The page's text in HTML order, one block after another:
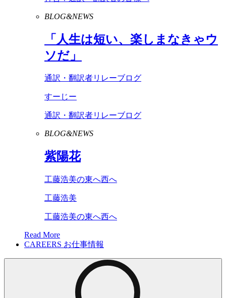
BLOG&NEWS
「人生は短い、楽しまなきゃウ
ソだ」
通訳・翻訳者リレーブログ
すーじー
通訳・翻訳者リレーブログ
BLOG&NEWS
紫陽花
工藤浩美の東へ西へ
工藤浩美
工藤浩美の東へ西へ
Read More
CAREERS お仕事情報